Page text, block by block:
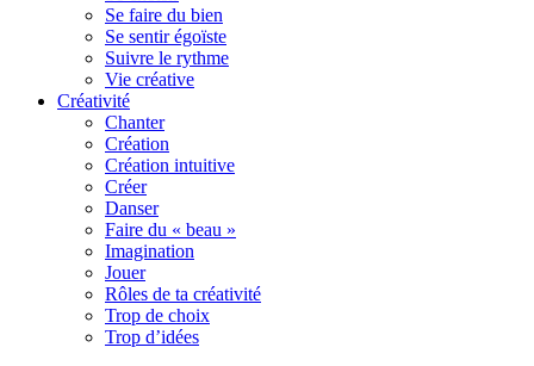
Se faire du bien
Se sentir égoïste
Suivre le rythme
Vie créative
Créativité
Chanter
Création
Création intuitive
Créer
Danser
Faire du « beau »
Imagination
Jouer
Rôles de ta créativité
Trop de choix
Trop d’idées